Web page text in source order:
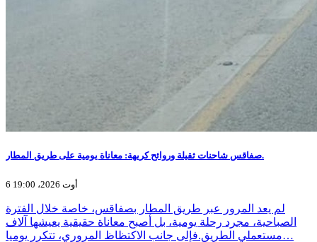
صفاقس شاحنات ثقيلة وروائح كريهة: معاناة يومية على طريق المطار.
6 أوت 2026، 19:00
لم يعد المرور عبر طريق المطار بصفاقس، خاصة خلال الفترة
الصباحية، مجرد رحلة يومية، بل أصبح معاناة حقيقية يعيشها آلاف
مستعملي الطريق.فإلى جانب الاكتظاظ المروري، تتكرر يوميا…